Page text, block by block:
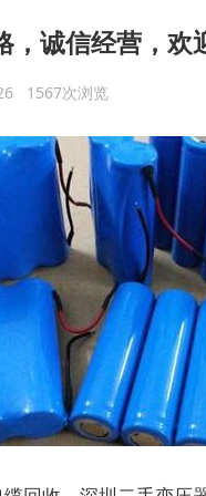
，诚信经营，欢
1567次浏览